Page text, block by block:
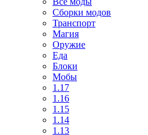
Сборки модов
Транспорт
Магия
Оружие
Еда
Блоки
Мобы
1.17
1.16
1.15
1.14
1.13